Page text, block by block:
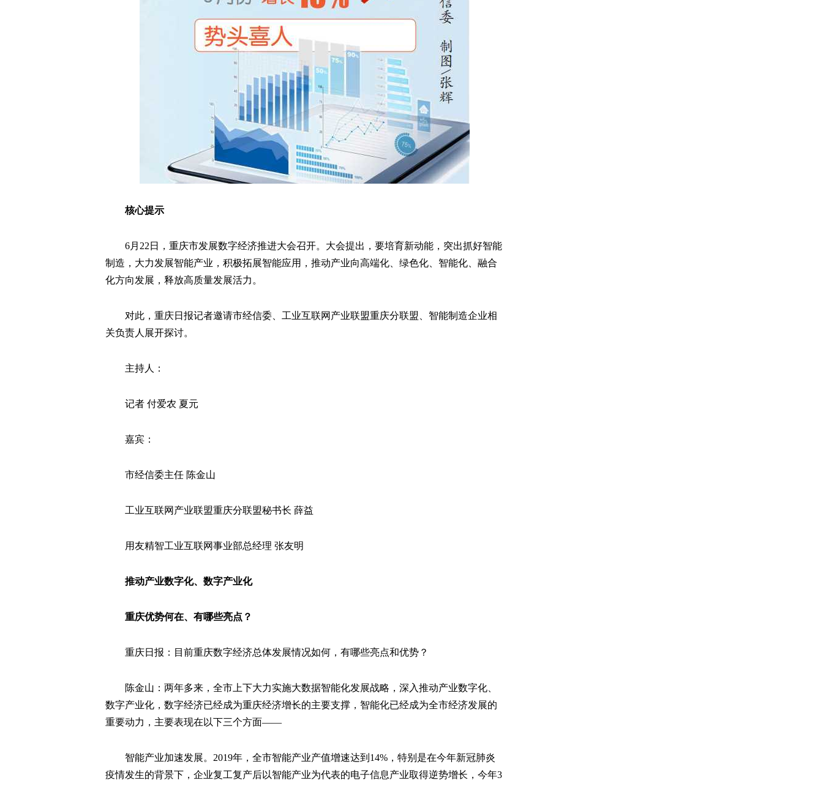
核心提示
6月22日，重庆市发展数字经济推进大会召开。大会提出，要培育新动能，突出抓好智能
制造，大力发展智能产业，积极拓展智能应用，推动产业向高端化、绿色化、智能化、融合
化方向发展，释放高质量发展活力。
对此，重庆日报记者邀请市经信委、工业互联网产业联盟重庆分联盟、智能制造企业相
关负责人展开探讨。
主持人：
记者 付爱农 夏元
嘉宾：
市经信委主任 陈金山
工业互联网产业联盟重庆分联盟秘书长 薛益
用友精智工业互联网事业部总经理 张友明
推动产业数字化、数字产业化
重庆优势何在、有哪些亮点？
重庆日报：目前重庆数字经济总体发展情况如何，有哪些亮点和优势？
陈金山：两年多来，全市上下大力实施大数据智能化发展战略，深入推动产业数字化、
数字产业化，数字经济已经成为重庆经济增长的主要支撑，智能化已经成为全市经济发展的
重要动力，主要表现在以下三个方面——
智能产业加速发展。2019年，全市智能产业产值增速达到14%，特别是在今年新冠肺炎
疫情发生的背景下，企业复工复产后以智能产业为代表的电子信息产业取得逆势增长，今年3